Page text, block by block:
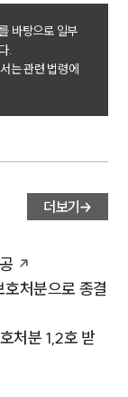
바탕으로 일부
.
는 관련 법령에
더보기
처분으로 종결
처분 1,2호 받